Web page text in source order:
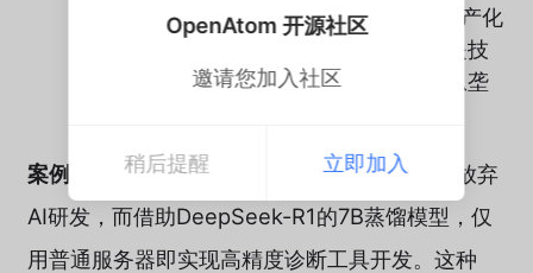
OpenAtom 开源社区
邀请您加入社区
稍后提醒 立即加入
服务（MaaS），形成从芯片到终端的国产化
生态链。这种开源驱动的生态，本质上是技
术权力的再分配——从集中走向分散，从垄
案例 ：一家医疗影像初创公司，曾因算力成本放弃
AI研发，而借助DeepSeek-R1的7B蒸馏模型，仅
用普通服务器即实现高精度诊断工具开发。这种